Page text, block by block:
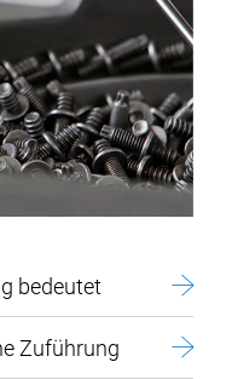
bedeutet
Zuführung